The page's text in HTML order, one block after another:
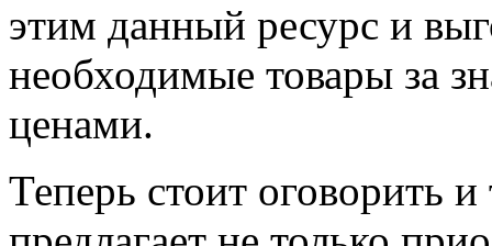
этим данный ресурс и
необходимые товары за
ценами.
Теперь стоит оговорить